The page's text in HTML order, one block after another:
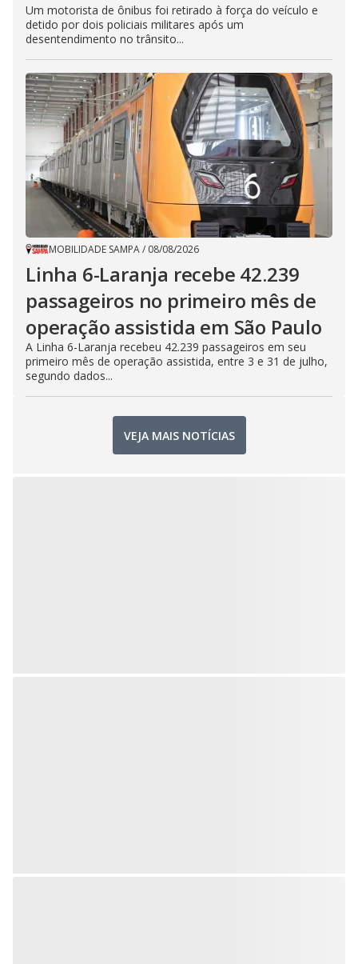
Um motorista de ônibus foi retirado à força do veículo e
detido por dois policiais militares após um
desentendimento no trânsito...
MOBILIDADE SAMPA/ 08/08/2026
Linha 6-Laranja recebe 42.239
passageiros no primeiro mês de
operação assistida em São Paulo
A Linha 6-Laranja recebeu 42.239 passageiros em seu
primeiro mês de operação assistida, entre 3 e 31 de julho,
segundo dados...
VEJA MAIS NOTÍCIAS